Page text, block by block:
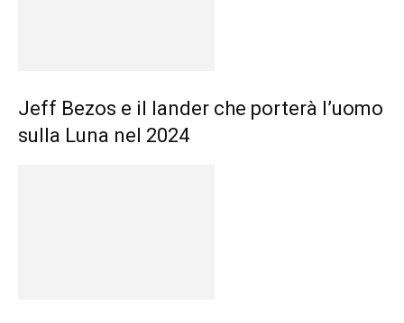
Jeff Bezos e il lander che porterà l’uomo
sulla Luna nel 2024